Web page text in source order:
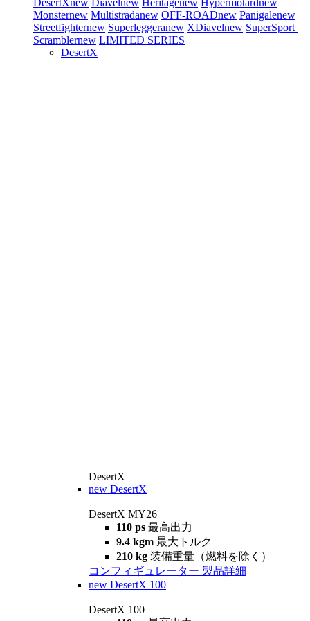
DesertXnew Diavelnew Heritagenew Hypermotardnew
Monsternew Multistradanew OFF-ROADnew Panigalenew
Streetfighternew Superleggeranew XDiavelnew SuperSport
Scramblernew LIMITED SERIES
DesertX
DesertX
new DesertX
DesertX MY26
110 ps 最高出力
9.4 kgm 最大トルク
210 kg 装備重量（燃料を除く）
コンフィギュレーター 製品詳細
new DesertX 100
DesertX 100